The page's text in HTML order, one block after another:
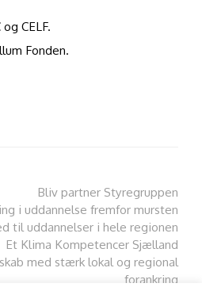
CELF.
Fonden.
Bliv partner Styregruppen
i uddannelse fremfor mursten
til uddannelser i hele regionen
Et Klima Kompetencer Sjælland
med stærk lokal og regional
forankring